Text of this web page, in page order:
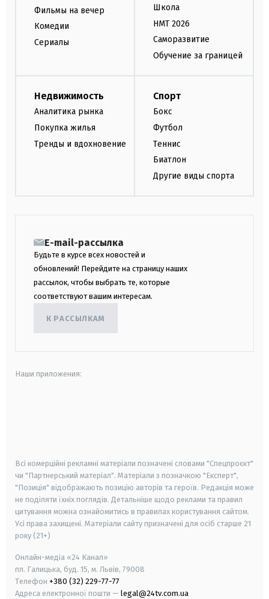
Фильмы на вечер
Комедии
Сериалы
Школа
НМТ 2026
Саморазвитие
Обучение за границей
Недвижимость
Аналитика рынка
Покупка жилья
Тренды и вдохновение
Спорт
Бокс
Футбол
Теннис
Биатлон
Другие виды спорта
E-mail-рассылка
Будьте в курсе всех новостей и
обновлений! Перейдите на страницу наших
рассылок, чтобы выбрать те, которые
соответствуют вашим интересам.
К РАССЫЛКАМ
Наши приложения:
Всі комерційні рекламні матеріали позначені словами "Спецпроєкт"
чи "Партнерський матеріал". Матеріали з позначкою "Експерт",
"Позиція" відображають позицію авторів та героїв. Редакція може
не поділяти їхніх поглядів. Детальніше щодо реклами та правил
цитування можна ознайомитись в правилах користування сайтом.
Усі права захищені. Матеріали сайту призначені для осіб старше 21
року (21+)
Онлайн-медіа «24 Канал»
пл. Галицька, буд. 15, м. Львів, 79008
Телефон +380 (32) 229-77-77
Адреса електронної пошти — legal@24tv.com.ua